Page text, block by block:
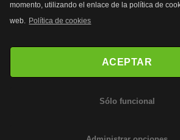
momento, utilizando el enlace de la política de
web. Política de cookies
ACEPTAR
Sólo funcional